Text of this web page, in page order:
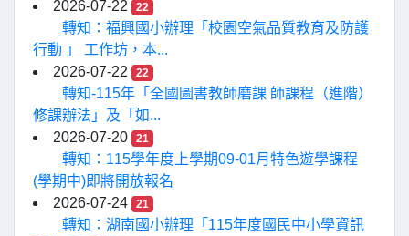
2026-07-22
22
轉知：福興國小辦理「校園空氣品質教育及防護
行動 」 工作坊，本...
2026-07-22
22
轉知-115年「全國圖書教師磨課 師課程（進階）
修課辦法」及「如...
2026-07-20
21
轉知：115學年度上學期09-01月特色遊學課程
(學期中)即將開放報名
2026-07-24
21
轉知：湖南國小辦理「115年度國民中小學資訊